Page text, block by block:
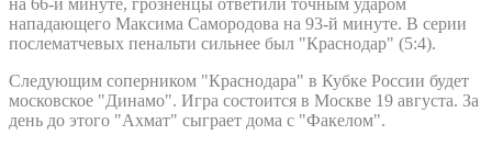
нападающего Максима Самородова на 93-й минуте. В серии
послематчевых пенальти сильнее был "Краснодар" (5:4).
Следующим соперником "Краснодара" в Кубке России будет
московское "Динамо". Игра состоится в Москве 19 августа. За
день до этого "Ахмат" сыграет дома с "Факелом".